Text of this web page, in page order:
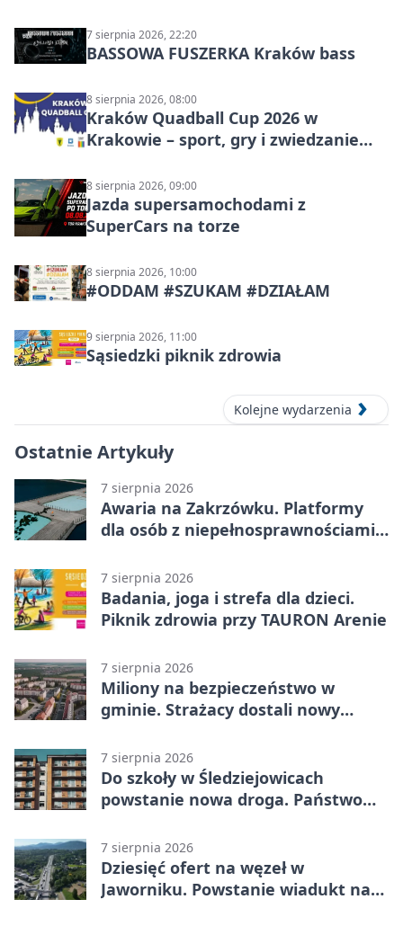
7 sierpnia 2026, 22:20
BASSOWA FUSZERKA Kraków bass
8 sierpnia 2026, 08:00
Kraków Quadball Cup 2026 w
Krakowie – sport, gry i zwiedzanie
8 sierpnia 2026, 09:00
Jazda supersamochodami z
SuperCars na torze
8 sierpnia 2026, 10:00
#ODDAM #SZUKAM #DZIAŁAM
9 sierpnia 2026, 11:00
Sąsiedzki piknik zdrowia
Kolejne wydarzenia
Ostatnie Artykuły
7 sierpnia 2026
Awaria na Zakrzówku. Platformy
dla osób z niepełnosprawnościami
7 sierpnia 2026
Badania, joga i strefa dla dzieci.
Piknik zdrowia przy TAURON Arenie
7 sierpnia 2026
Miliony na bezpieczeństwo w
gminie. Strażacy dostali nowy
7 sierpnia 2026
Do szkoły w Śledziejowicach
powstanie nowa droga. Państwo
7 sierpnia 2026
Dziesięć ofert na węzeł w
Jaworniku. Powstanie wiadukt nad